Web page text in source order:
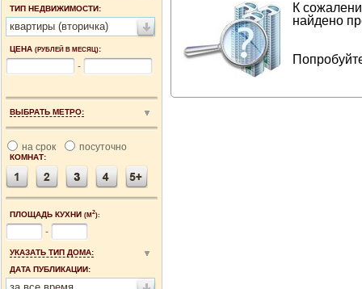
ТИП НЕДВИЖИМОСТИ:
квартиры (вторичка)
ЦЕНА (РУБЛЕЙ В МЕСЯЦ):
-
ВЫБРАТЬ МЕТРО:
на срок посуточно
КОМНАТ:
ПЛОЩАДЬ КУХНИ (М2):
-
УКАЗАТЬ ТИП ДОМА:
ДАТА ПУБЛИКАЦИИ:
К
найдено